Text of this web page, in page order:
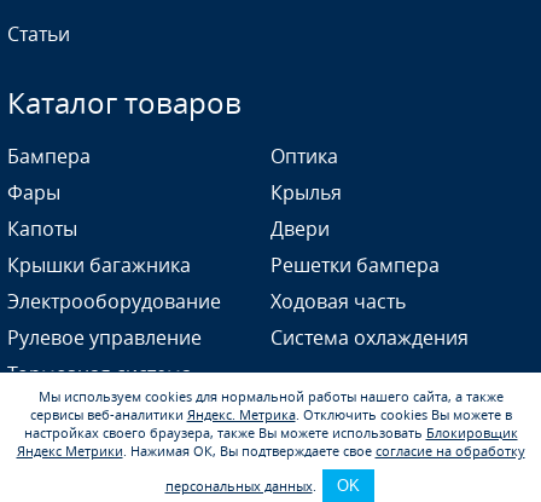
Статьи
Каталог товаров
Бампера
Оптика
Фары
Крылья
Капоты
Двери
Крышки багажника
Решетки бампера
Электрооборудование
Ходовая часть
Рулевое управление
Система охлаждения
Тормозная система
Мы используем cookies для нормальной работы нашего сайта, а также
сервисы веб-аналитики Яндекс. Метрика. Отключить cookies Вы можете в
настройках своего браузера, также Вы можете использовать Блокировщик
Яндекс Метрики. Нажимая ОК, Вы подтверждаете свое согласие на обработку
персональных данных. OK